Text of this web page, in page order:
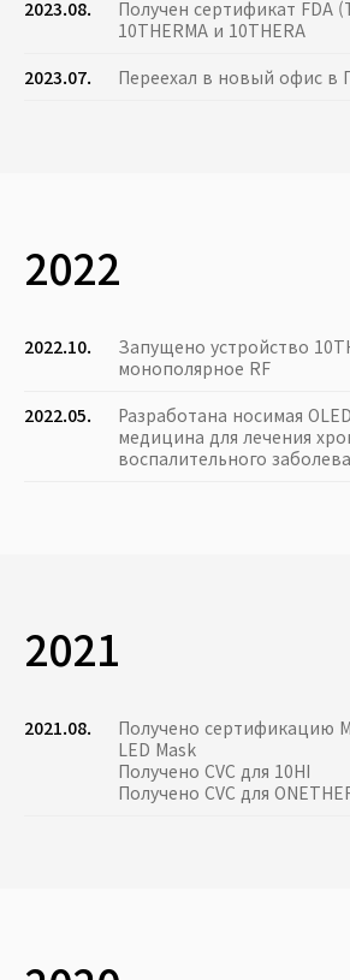
2023.08.
Получен сертификат FDA
10THERMA и 10THERA
2023.07.
Переехал в новый офис в
2022
2022.10.
Запущено устройство
монополярное RF
2022.05.
Разработана носимая
медицина для лечения
воспалительного
2021
2021.08.
Получено сертификацию
LED Mask
Получено CVC для 10HI
Получено CVC для